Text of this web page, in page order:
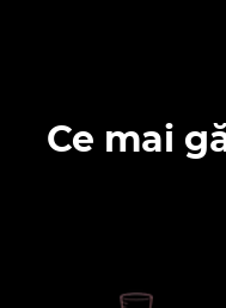
Ce mai